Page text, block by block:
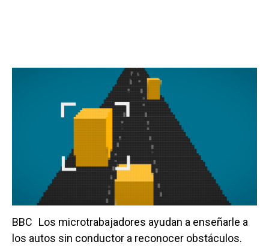
BBC Los microtrabajadores ayudan a enseñarle a
los autos sin conductor a reconocer obstáculos.